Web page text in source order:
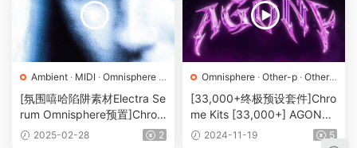
Ambient · MIDI · Omnisphere ·
Serum · 素材·采样 ·预置
[氛围嘻哈陷阱素材Electra Se
rum Omnisphere预置]Chrom
e Kits [7000+] Ultimate Und
2025-02-28 2
Omnisphere · Other-p · Others
· Serum Sylenth1· 素材 · 采样
·预置
[33,000+终极预设套件]Chro
me Kits [33,000+] AGONY
Preset Kit Bundle（1.96G
2024-11-19 5